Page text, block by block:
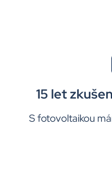
15 let
S fotovoltaikou